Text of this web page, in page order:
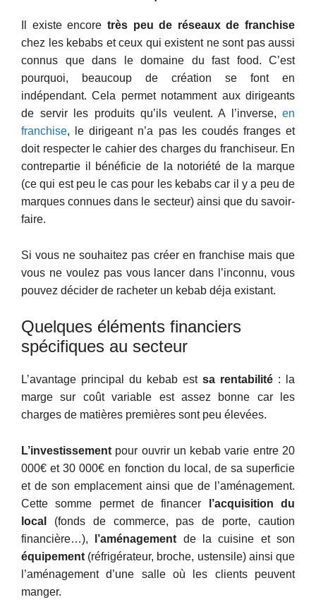
Il existe encore très peu de réseaux de franchise
chez les kebabs et ceux qui existent ne sont pas aussi
connus que dans le domaine du fast food. C’est
pourquoi, beaucoup de création se font en
indépendant. Cela permet notamment aux dirigeants
de servir les produits qu’ils veulent. A l’inverse, en
franchise, le dirigeant n’a pas les coudés franges et
doit respecter le cahier des charges du franchiseur. En
contrepartie il bénéficie de la notoriété de la marque
(ce qui est peu le cas pour les kebabs car il y a peu de
marques connues dans le secteur) ainsi que du savoir-
faire.
Si vous ne souhaitez pas créer en franchise mais que
vous ne voulez pas vous lancer dans l’inconnu, vous
pouvez décider de racheter un kebab déja existant.
Quelques éléments financiers
spécifiques au secteur
L’avantage principal du kebab est sa rentabilité : la
marge sur coût variable est assez bonne car les
charges de matières premières sont peu élevées.
L’investissement pour ouvrir un kebab varie entre 20
000€ et 30 000€ en fonction du local, de sa superficie
et de son emplacement ainsi que de l’aménagement.
Cette somme permet de financer
l’acquisition du
local
(fonds de commerce, pas de porte, caution
financière…),
l’aménagement de la cuisine et son
équipement (réfrigérateur, broche, ustensile) ainsi que
l’aménagement d’une salle où les clients peuvent
manger.